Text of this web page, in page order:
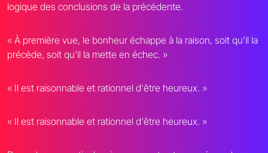
logique des conclusions de la précédente.
« À première vue, le bonheur échappe à la raison, soit qu'il la
précède, soit qu'il la mette en échec. »
« Il est raisonnable et rationnel d'être heureux. »
« Il est raisonnable et rationnel d'être heureux. »